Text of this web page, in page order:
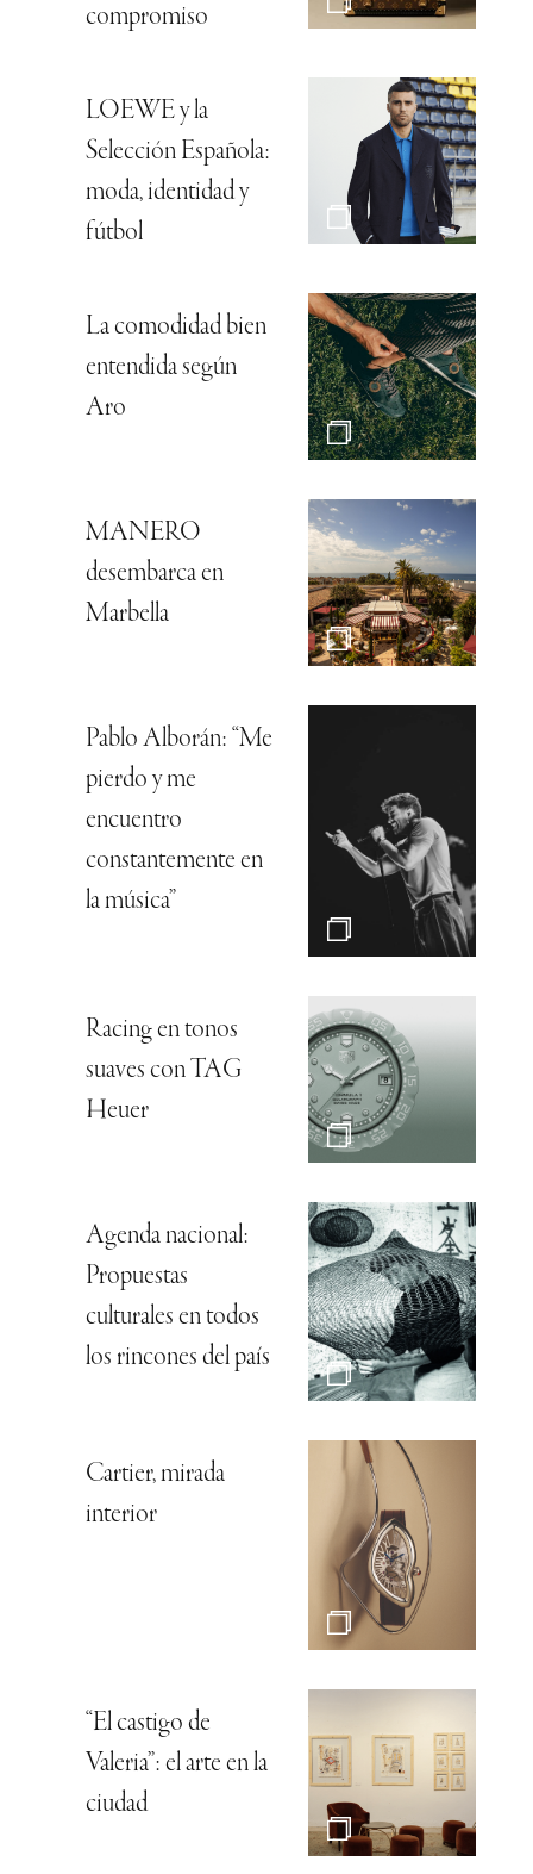
compromiso
LOEWE y la
Selección Española:
moda, identidad y
fútbol
La comodidad bien
entendida según
Aro
MANERO
desembarca en
Marbella
Pablo Alborán: “Me
pierdo y me
encuentro
constantemente en
la música”
Racing en tonos
suaves con TAG
Heuer
Agenda nacional:
Propuestas
culturales en todos
los rincones del país
Cartier, mirada
interior
“El castigo de
Valeria”: el arte en la
ciudad